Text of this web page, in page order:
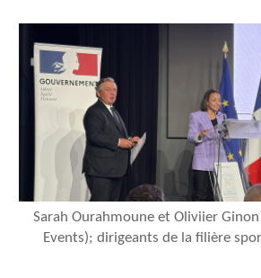
Sarah Ourahmoune et Oliviier Ginon
Events); dirigeants de la filière